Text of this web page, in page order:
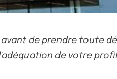
de prendre toute
de votre